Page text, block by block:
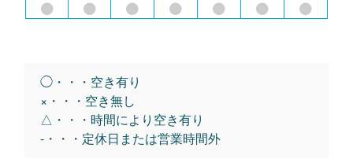
◯・・・空き有り
×・・・空き無し
△・・・時間により空き有り
-・・・定休日または営業時間外